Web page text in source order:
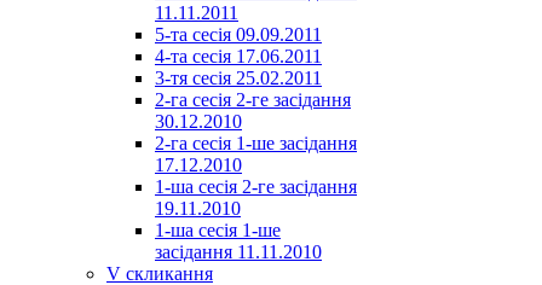
11.11.2011
5-та сесія 09.09.2011
4-та сесія 17.06.2011
3-тя сесія 25.02.2011
2-га сесія 2-ге засідання
30.12.2010
2-га сесія 1-ше засідання
17.12.2010
1-ша сесія 2-ге засідання
19.11.2010
1-ша сесія 1-ше
засідання 11.11.2010
V скликання